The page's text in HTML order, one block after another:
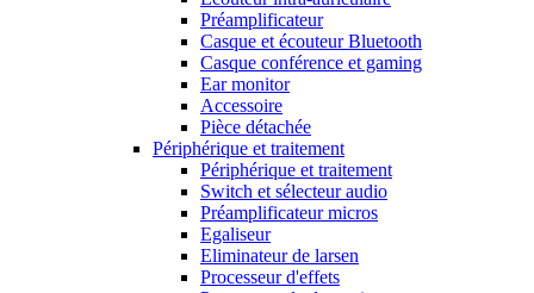
Préamplificateur
Casque et écouteur Bluetooth
Casque conférence et gaming
Ear monitor
Accessoire
Pièce détachée
Périphérique et traitement
Périphérique et traitement
Switch et sélecteur audio
Préamplificateur micros
Egaliseur
Eliminateur de larsen
Processeur d'effets